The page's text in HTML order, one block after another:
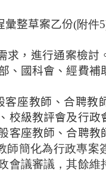
彙整草案乙份(附件
求，進行通案檢討
、國科會、經費補
客座教師、合聘教
校級教評會及行政
客座教師、合聘教
師簡化為行政專案
會議審議，其餘維